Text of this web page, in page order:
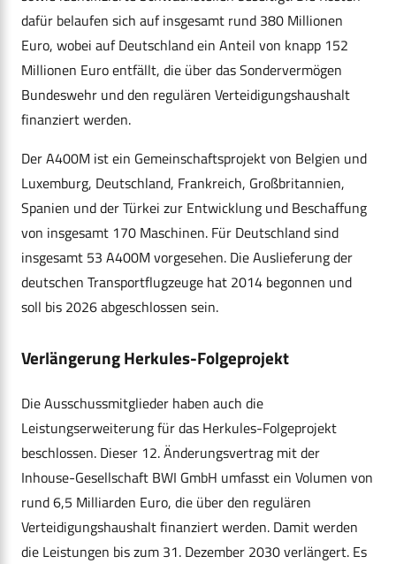
dafür belaufen sich auf insgesamt rund 380 Millionen
Euro, wobei auf Deutschland ein Anteil von knapp 152
Millionen Euro entfällt, die über das Sondervermögen
Bundeswehr und den regulären Verteidigungshaushalt
finanziert werden.
Der A400M ist ein Gemeinschaftsprojekt von Belgien und
Luxemburg, Deutschland, Frankreich, Großbritannien,
Spanien und der Türkei zur Entwicklung und Beschaffung
von insgesamt 170 Maschinen. Für Deutschland sind
insgesamt 53 A400M vorgesehen. Die Auslieferung der
deutschen Transportflugzeuge hat 2014 begonnen und
soll bis 2026 abgeschlossen sein.
Verlängerung Herkules-Folgeprojekt
Die Ausschussmitglieder haben auch die
Leistungserweiterung für das Herkules-Folgeprojekt
beschlossen. Dieser 12. Änderungsvertrag mit der
Inhouse-Gesellschaft BWI GmbH umfasst ein Volumen von
rund 6,5 Milliarden Euro, die über den regulären
Verteidigungshaushalt finanziert werden. Damit werden
die Leistungen bis zum 31. Dezember 2030 verlängert. Es